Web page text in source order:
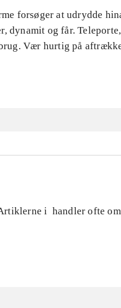
forsøger at udrydde
dynamit og får.
Vær hurtig på
i handler ofte om